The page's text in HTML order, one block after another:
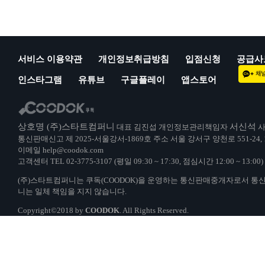
서비스 이용약관 개인정보취급방침 입점신청 공급
인스타그램 유튜브 구글플레이 앱스토어
상호명 (주)스타트컴퍼니 대표 김진섭 개인정보관리책임자 서신석
통신판매신고 제 2025-서울강서-1869호 주소 서울 강서구 양천로 551-
이메일 help@coodok.com
고객센터 TEL 02-3775-3107 (평일 09:30 ~ 17:30, 점심시간 12:00 ~
(주)스타트컴퍼니는 쿠독(COODOK)을 운영하는 통신판매중개자로서
니는 일체 책임을 지지 않습니다.
Copyright©2018 by COODOK. All Rights Reserved.